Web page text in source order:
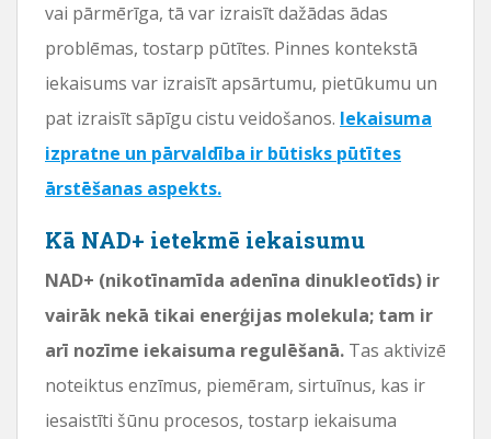
vai pārmērīga, tā var izraisīt dažādas ādas
problēmas, tostarp pūtītes. Pinnes kontekstā
iekaisums var izraisīt apsārtumu, pietūkumu un
pat izraisīt sāpīgu cistu veidošanos. Iekaisuma
izpratne un pārvaldība ir būtisks pūtītes
ārstēšanas aspekts.
Kā NAD+ ietekmē iekaisumu
NAD+ (nikotīnamīda adenīna dinukleotīds) ir
vairāk nekā tikai enerģijas molekula; tam ir
arī nozīme iekaisuma regulēšanā. Tas aktivizē
noteiktus enzīmus, piemēram, sirtuīnus, kas ir
iesaistīti šūnu procesos, tostarp iekaisuma